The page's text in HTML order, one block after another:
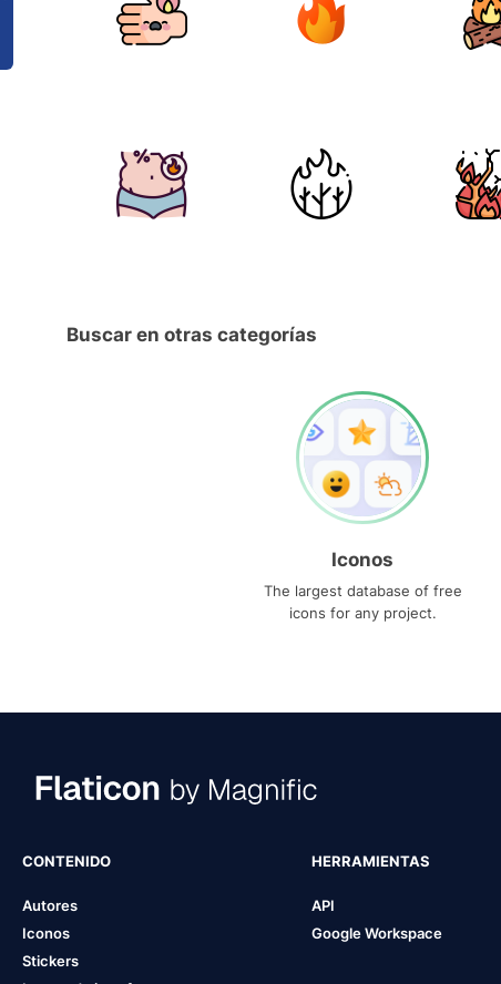
Buscar en otras categorías
Iconos
The largest database of free
icons for any project.
CONTENIDO
Autores
Iconos
Stickers
HERRAMIENTAS
API
Google Workspace